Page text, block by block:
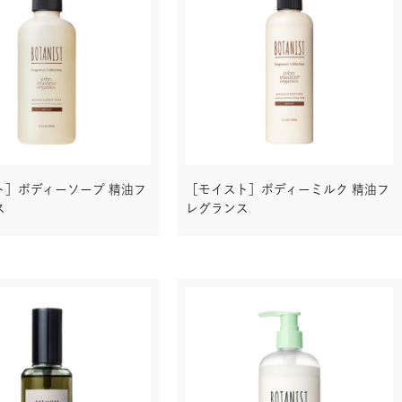
］ボディーソープ 精油フ
［モイスト］ボディーミルク 精油フ
レグランス